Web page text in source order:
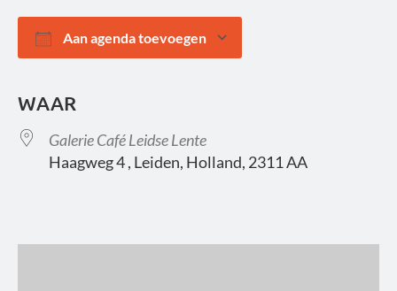
Aan agenda toevoegen
WAAR
Galerie Café Leidse Lente
Haagweg 4 , Leiden, Holland, 2311 AA